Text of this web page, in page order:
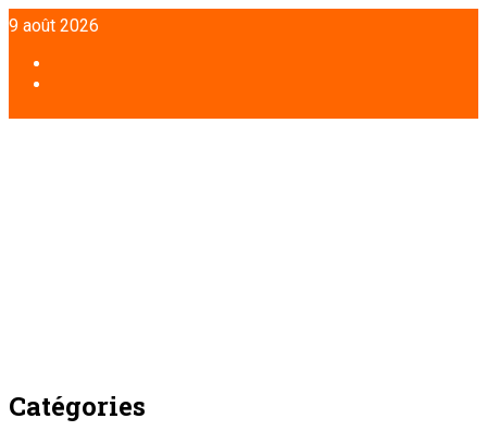
Aller
au
contenu
9 août 2026
Catégories